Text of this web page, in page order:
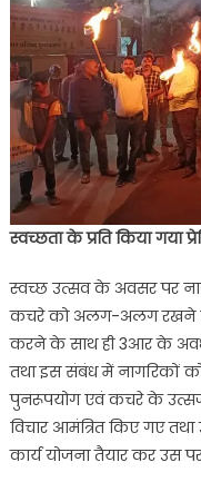
स्वच्छता के प्रति किया गया
स्वच्छ उत्सव के अवसर पर
कचरे को अलग-अलग रखने
करने के साथ ही 3आर के
तथा इस संबंध में नागरिकों
पुनरूपयोग एवं कचरे के
विचार आमंत्रित किए गए
कार्य योजना तैयार कर उस